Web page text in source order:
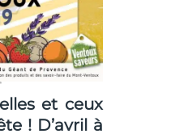
et ceux
! D’avril à